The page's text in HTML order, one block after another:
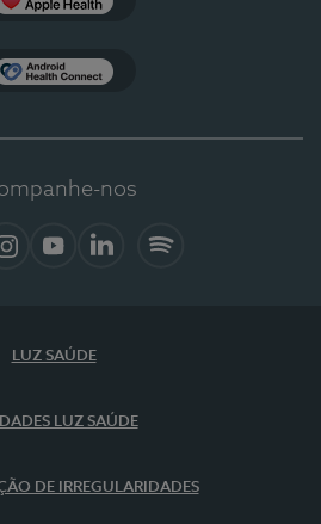
nos
LUZ SAÚDE
LUZ SAÚDE
DE IRREGULARIDADES